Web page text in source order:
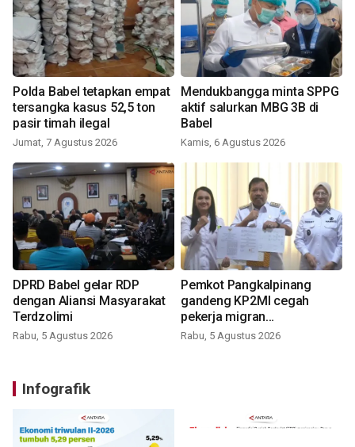
Polda Babel tetapkan empat
tersangka kasus 52,5 ton
pasir timah ilegal
Jumat, 7 Agustus 2026
Mendukbangga minta SPPG
aktif salurkan MBG 3B di
Babel
Kamis, 6 Agustus 2026
DPRD Babel gelar RDP
dengan Aliansi Masyarakat
Terdzolimi
Rabu, 5 Agustus 2026
Pemkot Pangkalpinang
gandeng KP2MI cegah
pekerja migran
nonprosedural
Rabu, 5 Agustus 2026
Infografik